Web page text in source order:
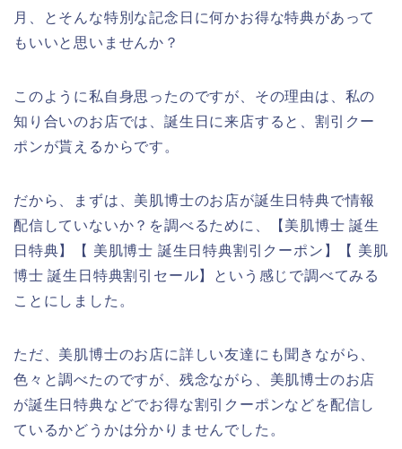
月、とそんな特別な記念日に何かお得な特典があって
もいいと思いませんか？
このように私自身思ったのですが、その理由は、私の
知り合いのお店では、誕生日に来店すると、割引クー
ポンが貰えるからです。
だから、まずは、美肌博士のお店が誕生日特典で情報
配信していないか？を調べるために、【美肌博士 誕生
日特典】【 美肌博士 誕生日特典割引クーポン】【 美肌
博士 誕生日特典割引セール】という感じで調べてみる
ことにしました。
ただ、美肌博士のお店に詳しい友達にも聞きながら、
色々と調べたのですが、残念ながら、美肌博士のお店
が誕生日特典などでお得な割引クーポンなどを配信し
ているかどうかは分かりませんでした。